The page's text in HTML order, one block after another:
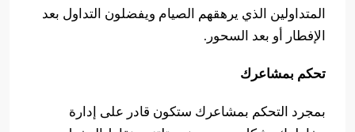
المتداولين الذي يرهقهم الصيام ويفضلون التداول بعد
الإفطار أو بعد السحور.
تحكم بمشاعرك
بمجرد التحكم بمشاعرك ستكون قادر على إدارة